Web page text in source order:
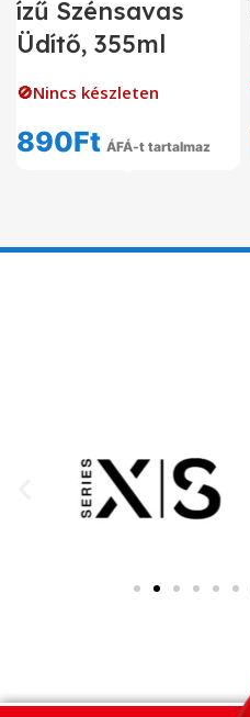
ízű Szénsavas
Üdítő, 355ml
🚫Nincs készleten
890Ft ÁFÁ-t tartalmaz